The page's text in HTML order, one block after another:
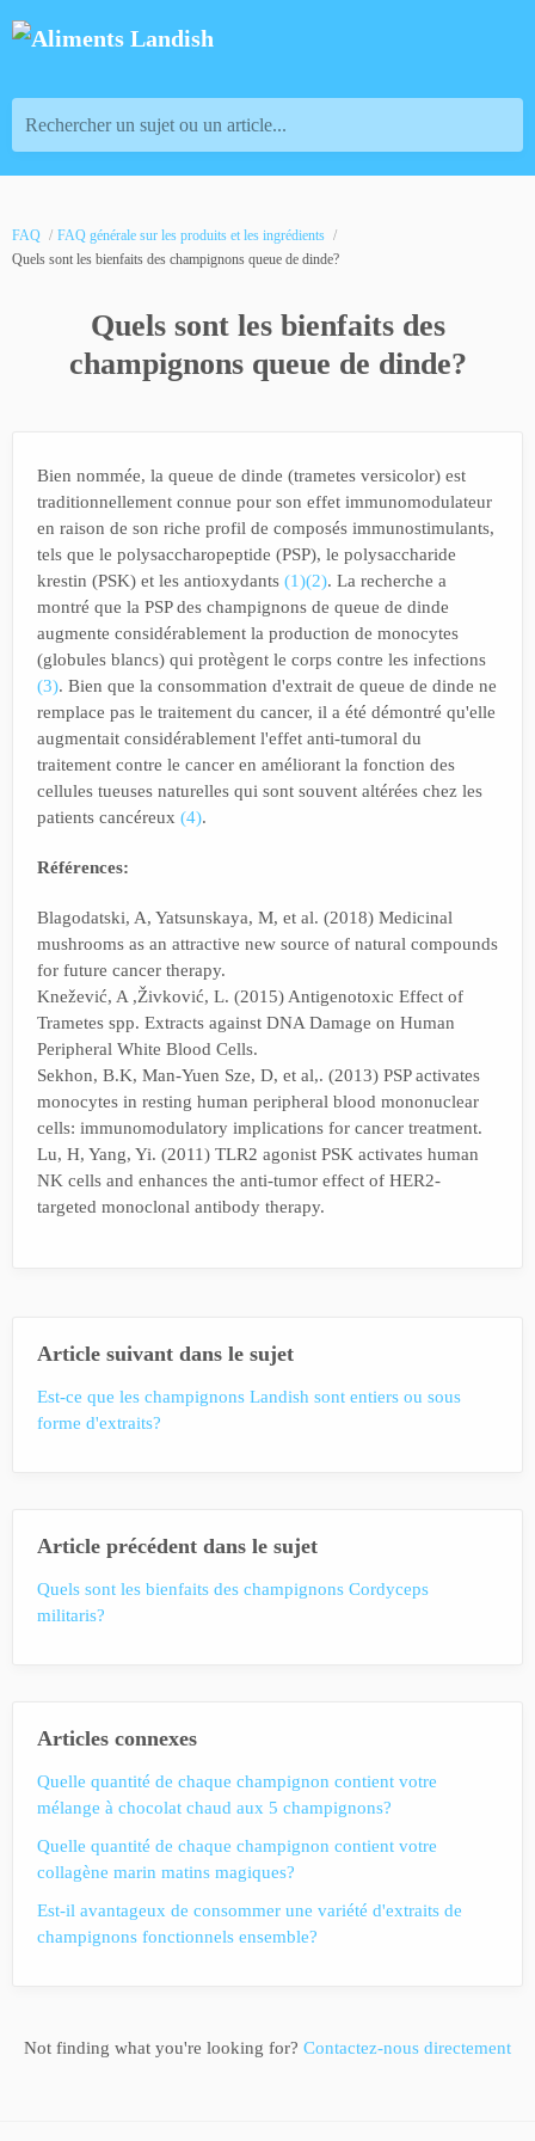
Rechercher un sujet ou un article...
FAQ
FAQ générale sur les produits et les ingrédients
Quels sont les bienfaits des champignons queue de dinde?
Quels sont les bienfaits des
champignons queue de dinde?
Bien nommée, la queue de dinde (trametes versicolor) est
traditionnellement connue pour son effet immunomodulateur
en raison de son riche profil de composés immunostimulants,
tels que le polysaccharopeptide (PSP), le polysaccharide
krestin (PSK) et les antioxydants (1)(2). La recherche a
montré que la PSP des champignons de queue de dinde
augmente considérablement la production de monocytes
(globules blancs) qui protègent le corps contre les infections
(3). Bien que la consommation d'extrait de queue de dinde ne
remplace pas le traitement du cancer, il a été démontré qu'elle
augmentait considérablement l'effet anti-tumoral du
traitement contre le cancer en améliorant la fonction des
cellules tueuses naturelles qui sont souvent altérées chez les
patients cancéreux (4).
Références:
Blagodatski, A, Yatsunskaya, M, et al. (2018) Medicinal
mushrooms as an attractive new source of natural compounds
for future cancer therapy.
Knežević, A ,Živković, L. (2015) Antigenotoxic Effect of
Trametes spp. Extracts against DNA Damage on Human
Peripheral White Blood Cells.
Sekhon, B.K, Man-Yuen Sze, D, et al,. (2013) PSP activates
monocytes in resting human peripheral blood mononuclear
cells: immunomodulatory implications for cancer treatment.
Lu, H, Yang, Yi. (2011) TLR2 agonist PSK activates human
NK cells and enhances the anti-tumor effect of HER2-
targeted monoclonal antibody therapy.
Article suivant dans le sujet
Est-ce que les champignons Landish sont entiers ou sous
forme d'extraits?
Article précédent dans le sujet
Quels sont les bienfaits des champignons Cordyceps
militaris?
Articles connexes
Quelle quantité de chaque champignon contient votre
mélange à chocolat chaud aux 5 champignons?
Quelle quantité de chaque champignon contient votre
collagène marin matins magiques?
Est-il avantageux de consommer une variété d'extraits de
champignons fonctionnels ensemble?
Not finding what you're looking for? Contactez-nous directement